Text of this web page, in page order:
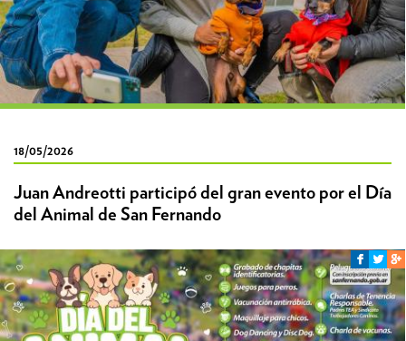
18/05/2026
Juan Andreotti participó del gran evento por el Día
del Animal de San Fernando